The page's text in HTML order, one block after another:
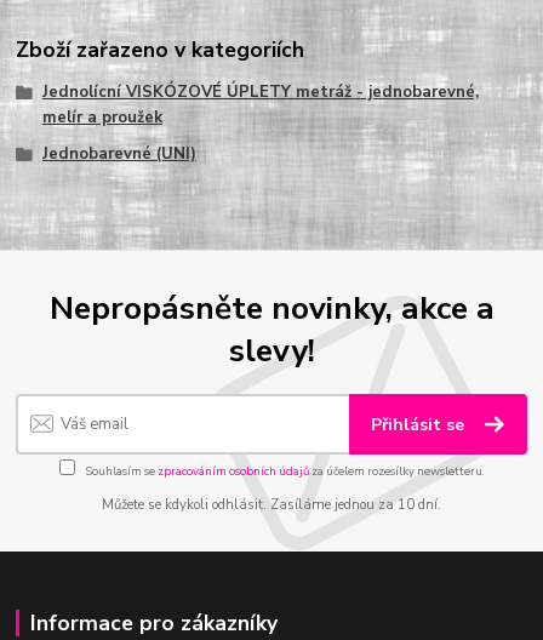
Zboží zařazeno v kategoriích
Jednolícní VISKÓZOVÉ ÚPLETY metráž - jednobarevné,
melír a proužek
Jednobarevné (UNI)
Nepropásněte novinky, akce a
slevy!
Přihlásit se
Souhlasím se zpracováním osobních údajůza účelem rozesílky newsletteru.
Můžete se kdykoli odhlásit. Zasíláme jednou za 10 dní.
Informace pro zákazníky